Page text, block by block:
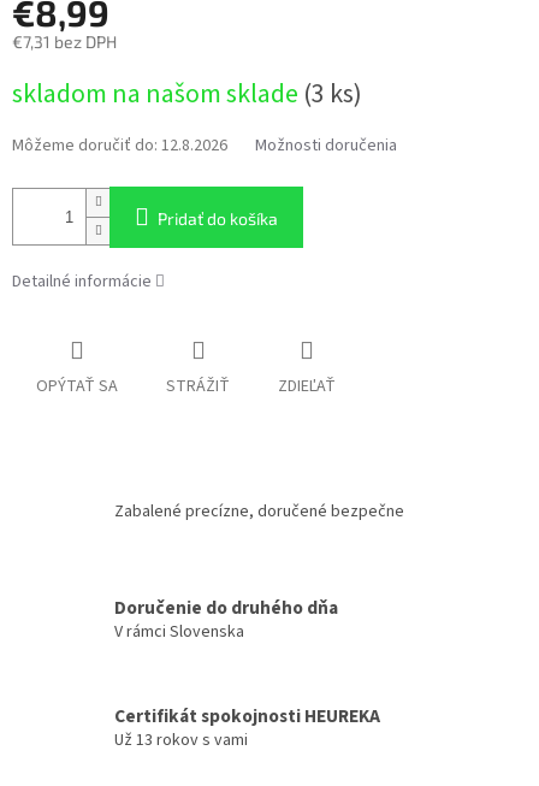
€8,99
€7,31 bez DPH
cena:
skladom na našom sklade (3 ks)
Môžeme doručiť do: 12.8.2026 Možnosti doručenia
Pridať do košíka
Detailné informácie
OPÝTAŤ SA STRÁŽIŤ ZDIEĽAŤ
Zabalené precízne, doručené bezpečne
Doručenie do druhého dňa
V rámci Slovenska
Certifikát spokojnosti HEUREKA
Už 13 rokov s vami